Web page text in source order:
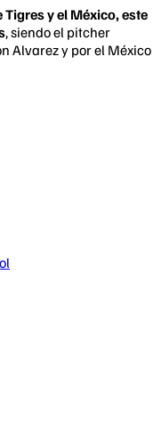
y el México, este
, siendo el pitcher
Alvarez y por el México